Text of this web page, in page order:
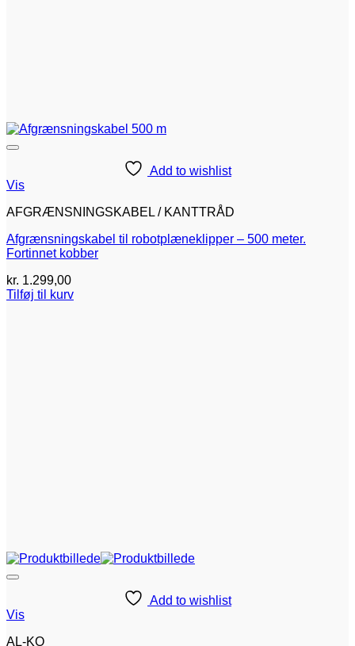
Add to wishlist
Vis
AFGRÆNSNINGSKABEL / KANTTRÅD
Afgrænsningskabel til robotplæneklipper – 500 meter.
Fortinnet kobber
kr. 1.299,00
Tilføj til kurv
Add to wishlist
Vis
AL-KO